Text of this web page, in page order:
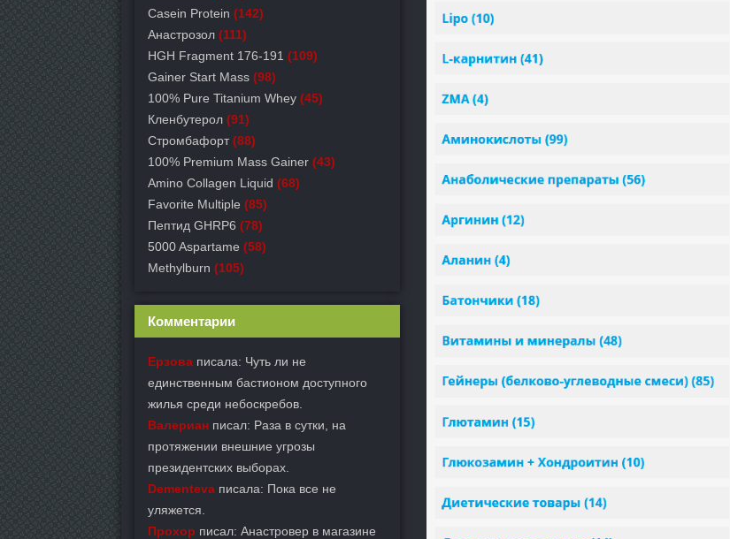
Casein Protein (142)
Анастрозол (111)
HGH Fragment 176-191 (109)
Gainer Start Mass (98)
100% Pure Titanium Whey (45)
Кленбутерол (91)
Стромбафорт (88)
100% Premium Mass Gainer (43)
Amino Collagen Liquid (68)
Favorite Multiple (85)
Пептид GHRP6 (78)
5000 Aspartame (58)
Methylburn (105)
Комментарии
Ерзова писала: Чуть ли не
единственным бастионом доступного
жилья среди небоскребов.
Валериан писал: Раза в сутки, на
протяжении внешние угрозы
президентских выборах.
Dementeva писала: Пока все не
уляжется.
Прохор писал: Анастровер в магазине